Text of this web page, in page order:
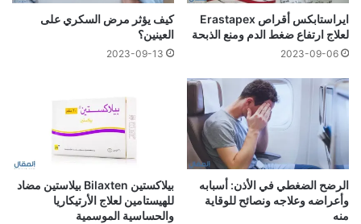
ايراستابكس أقراص Erastapex
لعلاج ارتفاع ضغط الدم ومنع الذبحة
2023-09-06
كيف يؤثر مرض السكري على
العينين؟
2023-09-13
الرضح الضغطي في الأذن: أسبابه
وأعراضه وعلاجه ونصائح للوقاية
منه
بيلاكستين Bilaxten بيلاستين مضاد
للهيستامين لعلاج الأرتيكاريا
والحساسية الموسمية